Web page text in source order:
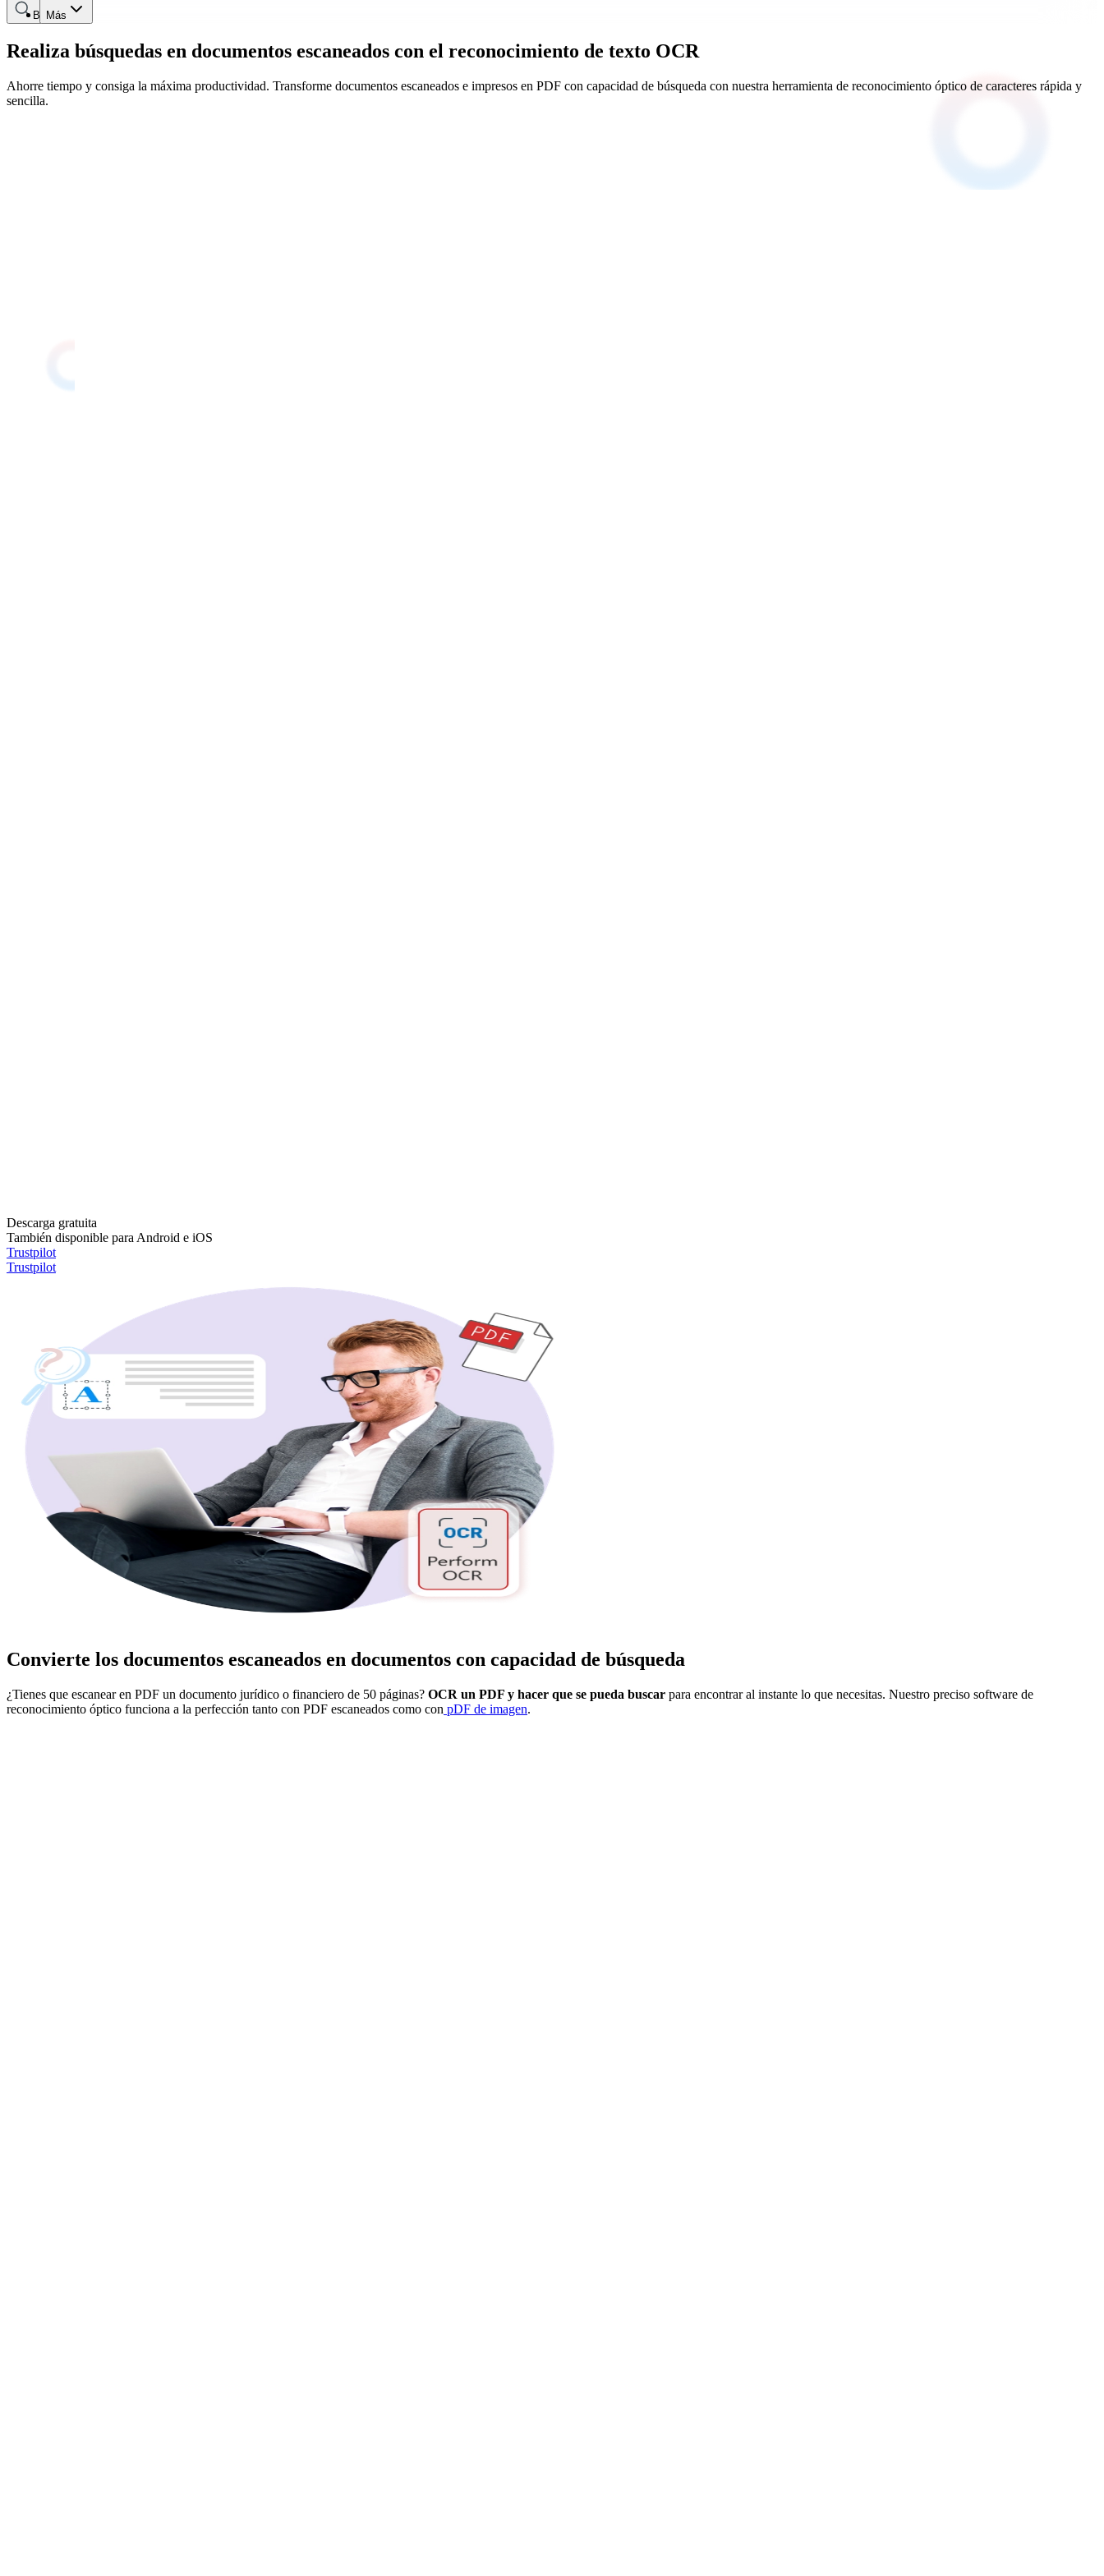
Más
Buscar
Realiza búsquedas en documentos escaneados con el reconocimiento de texto OCR
Ahorre tiempo y consiga la máxima productividad. Transforme documentos escaneados e impresos en PDF con capacidad de búsqueda con nuestra herramienta de reconocimiento óptico de caracteres rápida y
sencilla.
Descarga gratuita
También disponible para Android e iOS
Trustpilot
Trustpilot
Convierte los documentos escaneados en documentos con capacidad de búsqueda
¿Tienes que escanear en PDF un documento jurídico o financiero de 50 páginas? OCR un PDF y hacer que se pueda buscar para encontrar al instante lo que necesitas. Nuestro preciso software de
reconocimiento óptico funciona a la perfección tanto con PDF escaneados como con pDF de imagen.